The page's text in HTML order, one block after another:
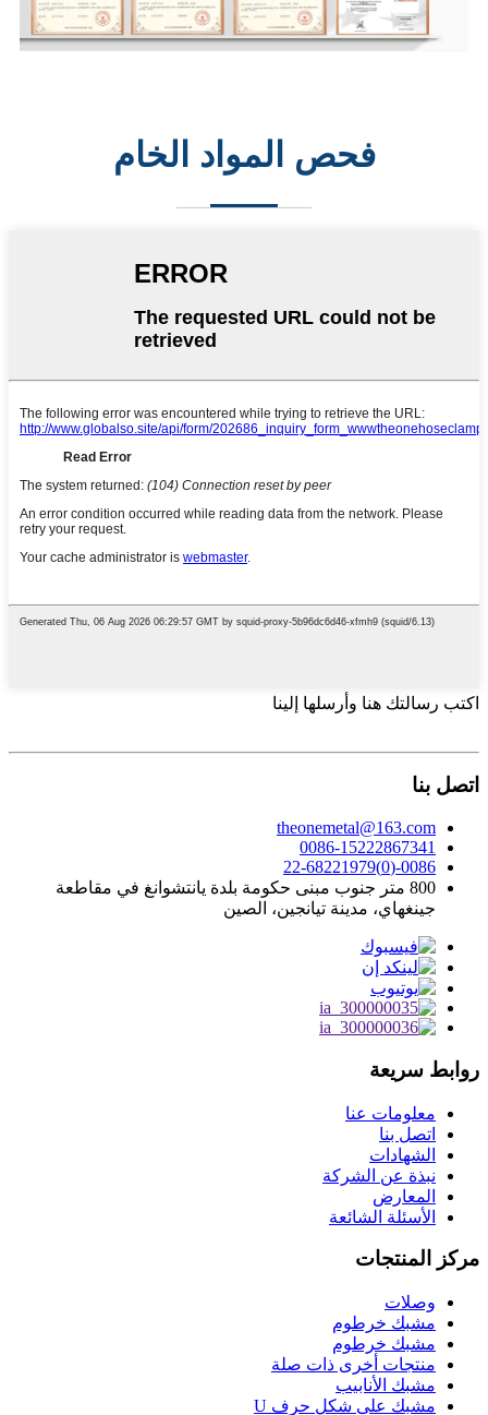
فحص المواد الخام
اكتب رسالتك هنا وأرسلها إلينا
اتصل بنا
theonemetal@163.com
0086-15222867341
0086-(0)22-68221979
800 متر جنوب مبنى حكومة بلدة يانتشوانغ في مقاطعة
جينغهاي، مدينة تيانجين، الصين
روابط سريعة
معلومات عنا
اتصل بنا
الشهادات
نبذة عن الشركة
المعارض
الأسئلة الشائعة
مركز المنتجات
وصلات
مشبك خرطوم
مشبك خرطوم
منتجات أخرى ذات صلة
مشبك الأنابيب
مشبك على شكل حرف U